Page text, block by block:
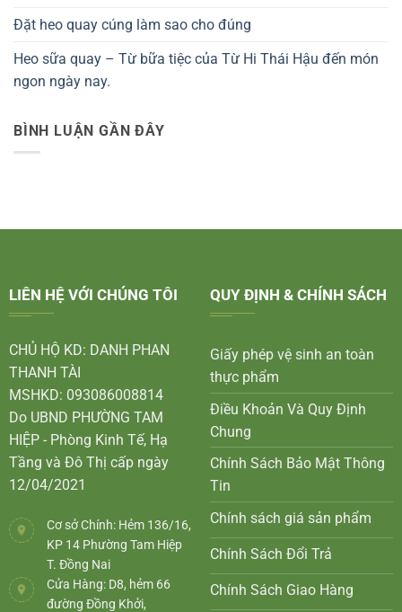
Đặt heo quay cúng làm sao cho đúng
Heo sữa quay – Từ bữa tiệc của Từ Hi Thái Hậu đến món
ngon ngày nay.
BÌNH LUẬN GẦN ĐÂY
LIÊN HỆ VỚI CHÚNG TÔI
CHỦ HỘ KD: DANH PHAN
THANH TÀI
MSHKD: 093086008814
Do UBND PHƯỜNG TAM
HIỆP - Phòng Kinh Tế, Hạ
Tầng và Đô Thị cấp ngày
12/04/2021
Cơ sở Chính: Hẻm 136/16,
KP 14 Phường Tam Hiệp
T. Đồng Nai
Cửa Hàng: D8, hẻm 66
đường Đồng Khởi,
QUY ĐỊNH & CHÍNH SÁCH
Giấy phép vệ sinh an toàn
thực phẩm
Điều Khoản Và Quy Định
Chung
Chính Sách Bảo Mật Thông
Tin
Chính sách giá sản phẩm
Chính Sách Đổi Trả
Chính Sách Giao Hàng